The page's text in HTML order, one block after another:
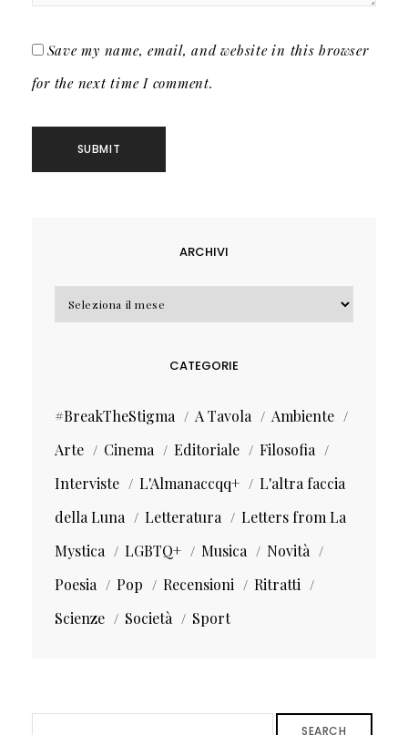
Save my name, email, and website in this browser
for the next time I comment.
ARCHIVI
Archivi
CATEGORIE
#BreakTheStigma A Tavola
Ambiente
Arte
Cinema Editoriale
Filosofia
Interviste
L'Almanaccqq+
L'altra faccia
della Luna
Letteratura
Letters from La
Mystica
LGBTQ+ Musica
Novità
Poesia
Pop Recensioni
Ritratti
Scienze
Società Sport
SEARCH